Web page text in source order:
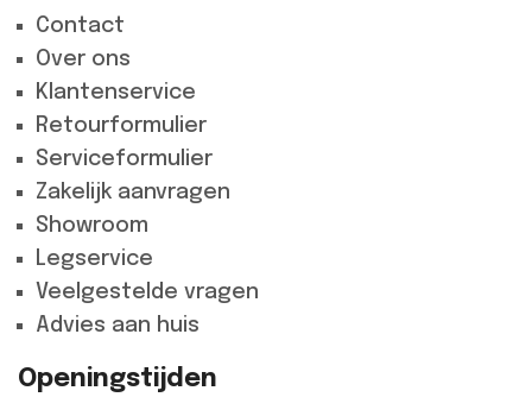
Contact
Over ons
Klantenservice
Retourformulier
Serviceformulier
Zakelijk aanvragen
Showroom
Legservice
Veelgestelde vragen
Advies aan huis
Openingstijden